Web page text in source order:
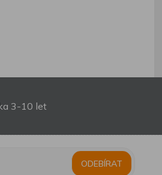
3-10 let
ODEBÍRAT